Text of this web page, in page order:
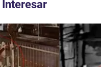
Interesar